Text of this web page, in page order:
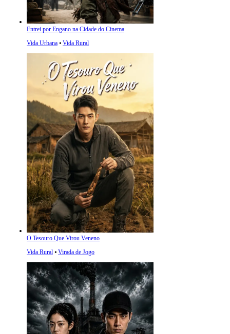
Entrei por Engano na Cidade do Cinema
Vida Urbana ⦁ Vida Rural
O Tesouro Que Virou Veneno
Vida Rural ⦁ Virada de Jogo